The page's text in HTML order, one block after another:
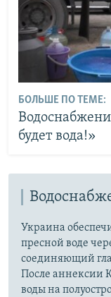
БОЛЬШЕ ПО ТЕМЕ:
будет вода!»
Украина
пресной воде
соединяющий
После аннексии
воды на